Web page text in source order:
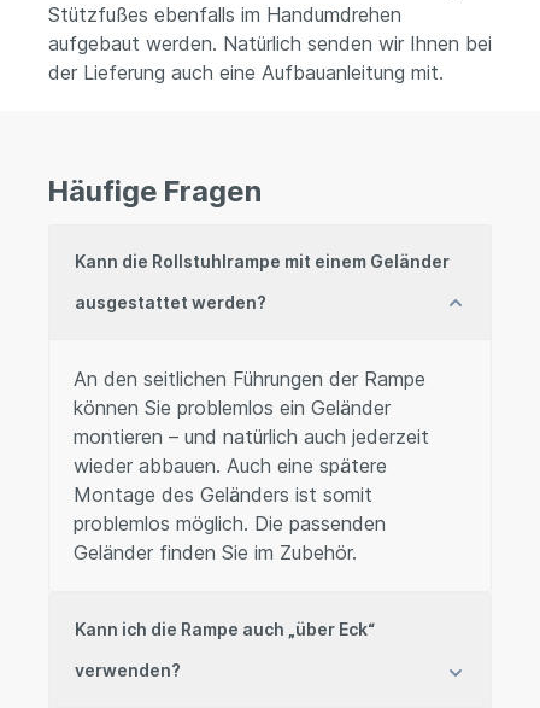
Stützfußes ebenfalls im Handumdrehen
aufgebaut werden. Natürlich senden wir Ihnen bei
der Lieferung auch eine Aufbauanleitung mit.
Häufige Fragen
Kann die Rollstuhlrampe mit einem Geländer
ausgestattet werden?
An den seitlichen Führungen der Rampe
können Sie problemlos ein Geländer
montieren – und natürlich auch jederzeit
wieder abbauen. Auch eine spätere
Montage des Geländers ist somit
problemlos möglich. Die passenden
Geländer finden Sie im Zubehör.
Kann ich die Rampe auch „über Eck“
verwenden?